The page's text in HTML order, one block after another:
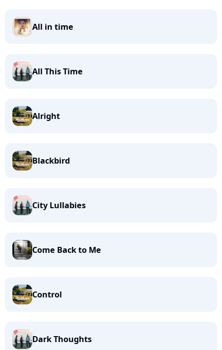
All in time
All This Time
Alright
Blackbird
City Lullabies
Come Back to Me
Control
Dark Thoughts